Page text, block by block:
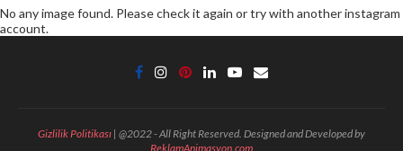
No any image found. Please check it again or try with another instagram
account.
Gizlilik Politikası | @2022 - All Right Reserved. Designed and Developed by
ReklamAnimasyon.com